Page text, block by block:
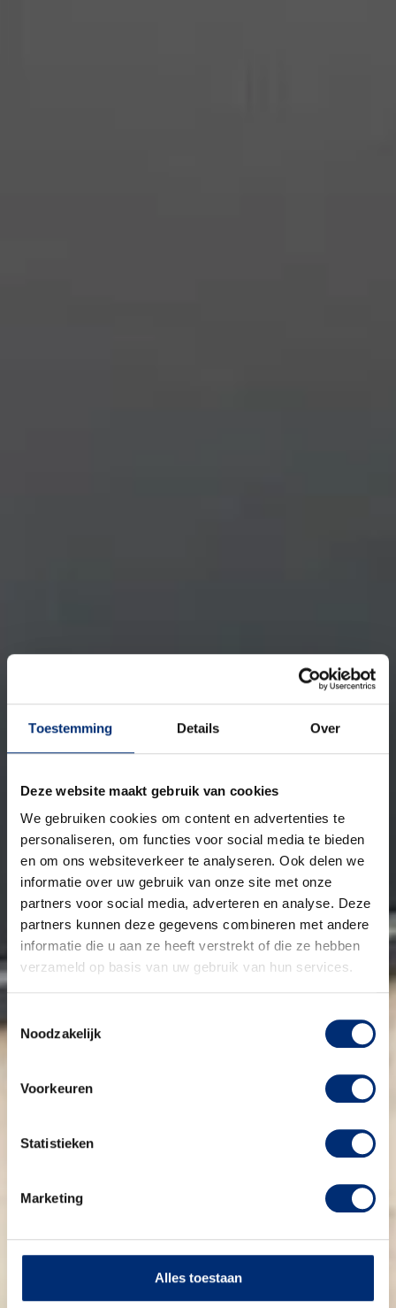
Toestemming Details Over
Deze website maakt gebruik van cookies
We gebruiken cookies om content en advertenties te
personaliseren, om functies voor social media te bieden
en om ons websiteverkeer te analyseren. Ook delen we
informatie over uw gebruik van onze site met onze
partners voor social media, adverteren en analyse. Deze
partners kunnen deze gegevens combineren met andere
informatie die u aan ze heeft verstrekt of die ze hebben
verzameld op basis van uw gebruik van hun services.
Noodzakelijk
Voorkeuren
Statistieken
Marketing
Alles toestaan